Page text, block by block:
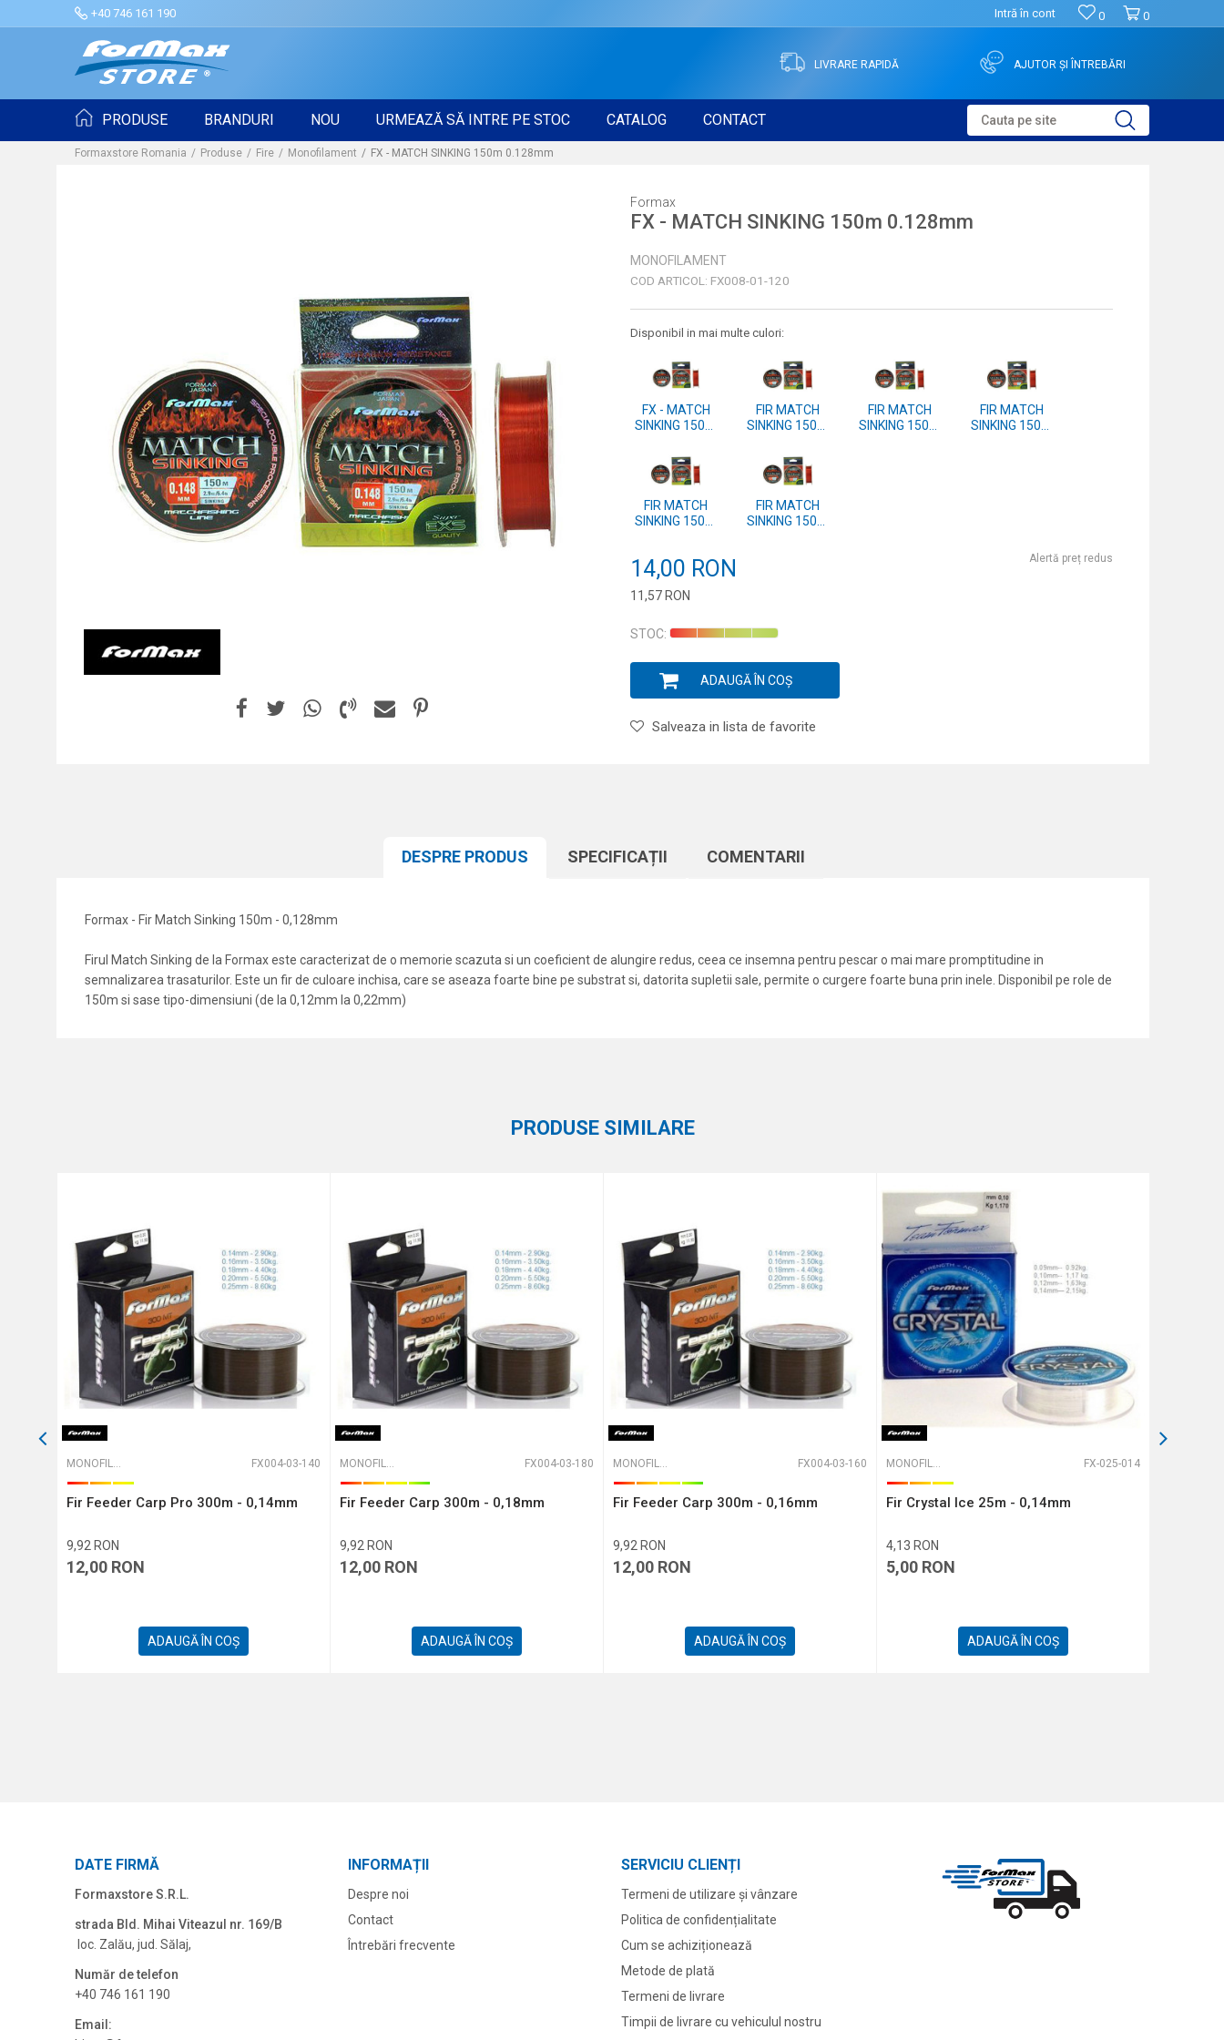
+40 746 161 190 0
0
Intră în cont
LIVRARE RAPIDĂ AJUTOR ȘI ÎNTREBĂRI
PRODUSE BRANDURI NOU URMEAZĂ SĂ INTRE PE STOC CATALOG CONTACT Cauta pe site
Formaxstore Romania Produse Fire Monofilament FX - MATCH SINKING 150m 0.128mm
Formax
FX - MATCH SINKING 150m 0.128mm
MONOFILAMENT
COD ARTICOL: FX008-01-120
Disponibil in mai multe culori:
FX - MATCH
SINKING 150m
FIR MATCH
SINKING 150m
FIR MATCH
SINKING 150m
FIR MATCH
SINKING 150m
FIR MATCH
SINKING 150m
FIR MATCH
SINKING 150m
14,00 RON
11,57 RON
Alertă preț redus
STOC:
ADAUGĂ ÎN COȘ
Salveaza in lista de favorite
DESPRE PRODUS SPECIFICAȚII COMENTARII
Formax - Fir Match Sinking 150m - 0,128mm
Firul Match Sinking de la Formax este caracterizat de o memorie scazuta si un coeficient de alungire redus, ceea ce insemna pentru pescar o mai mare promptitudine in
semnalizarea trasaturilor. Este un fir de culoare inchisa, care se aseaza foarte bine pe substrat si, datorita supletii sale, permite o curgere foarte buna prin inele. Disponibil pe role de
150m si sase tipo-dimensiuni (de la 0,12mm la 0,22mm)
Protectie anti-spam - calculeaza 6 - 1 :
PRODUSE SIMILARE
MONOFILAMENT FX004-03-140
Fir Feeder Carp Pro 300m - 0,14mm
9,92 RON
12,00 RON
ADAUGĂ ÎN COȘ
MONOFILAMENT FX004-03-180
Fir Feeder Carp 300m - 0,18mm
9,92 RON
12,00 RON
ADAUGĂ ÎN COȘ
MONOFILAMENT FX004-03-160
Fir Feeder Carp 300m - 0,16mm
9,92 RON
12,00 RON
ADAUGĂ ÎN COȘ
MONOFILAMENT FX-025-014
Fir Crystal Ice 25m - 0,14mm
4,13 RON
5,00 RON
ADAUGĂ ÎN COȘ
DATE FIRMĂ
Formaxstore S.R.L.
strada Bld. Mihai Viteazul nr. 169/B
loc. Zalău, jud. Sălaj,
Număr de telefon
+40 746 161 190
Email:
INFORMAȚII
Despre noi
Contact
Întrebări frecvente
SERVICIU CLIENȚI
Termeni de utilizare și vânzare
Politica de confidențialitate
Cum se achiziționează
Metode de plată
Termeni de livrare
Timpii de livrare cu vehiculul nostru